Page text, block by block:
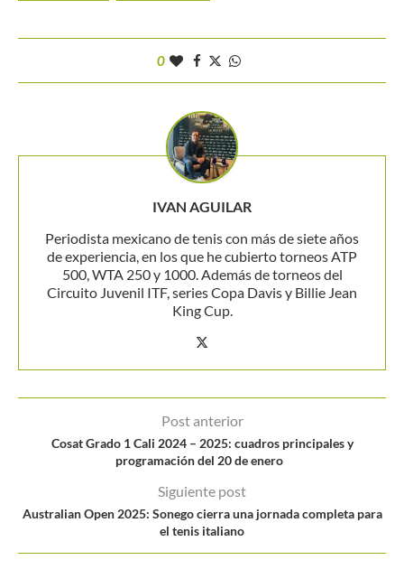
0
IVAN AGUILAR
Periodista mexicano de tenis con más de siete años
de experiencia, en los que he cubierto torneos ATP
500, WTA 250 y 1000. Además de torneos del
Circuito Juvenil ITF, series Copa Davis y Billie Jean
King Cup.
Post anterior
Cosat Grado 1 Cali 2024 – 2025: cuadros principales y
programación del 20 de enero
Siguiente post
Australian Open 2025: Sonego cierra una jornada completa para
el tenis italiano